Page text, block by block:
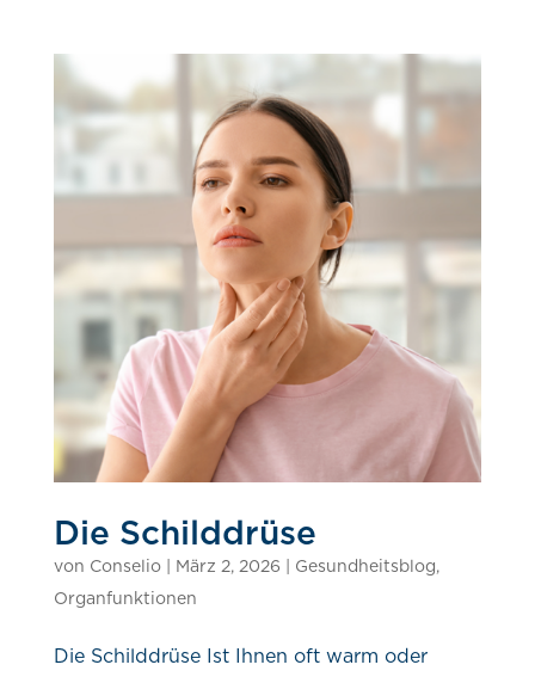
Die Schilddrüse
von Conselio| März 2, 2026 Gesundheitsblog,
Organfunktionen
Die Schilddrüse Ist Ihnen oft warm oder